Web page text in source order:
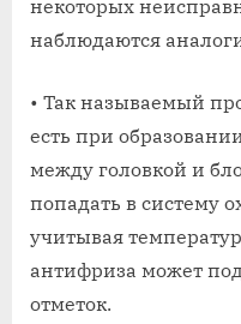
некоторых
наблюдаются
• Так называемый
есть при
между головкой и
попадать в систему
учитывая
антифриза может
отметок.